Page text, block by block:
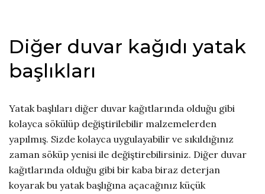
Diğer duvar kağıdı yatak
başlıkları
Yatak başlıları diğer duvar kağıtlarında olduğu gibi
kolayca sökülüp değiştirilebilir malzemelerden
yapılmış. Sizde kolayca uygulayabilir ve sıkıldığınız
zaman söküp yenisi ile değiştirebilirsiniz. Diğer duvar
kağıtlarında olduğu gibi bir kaba biraz deterjan
koyarak bu yatak başlığına açacağınız küçük